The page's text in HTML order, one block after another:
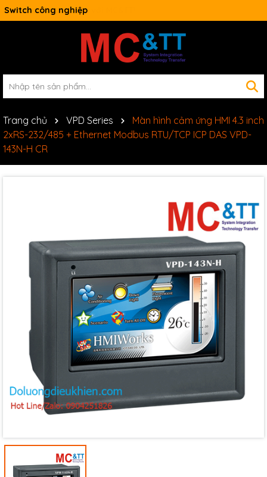
Switch công nghiệp
Trang chủ VPD Series
Màn hình cảm ứng HMI 4.3 inch
2xRS-232/485 + Ethernet Modbus RTU/TCP ICP DAS VPD-
143N-H CR
Mã giảm giá:
Ngày hết hạn: